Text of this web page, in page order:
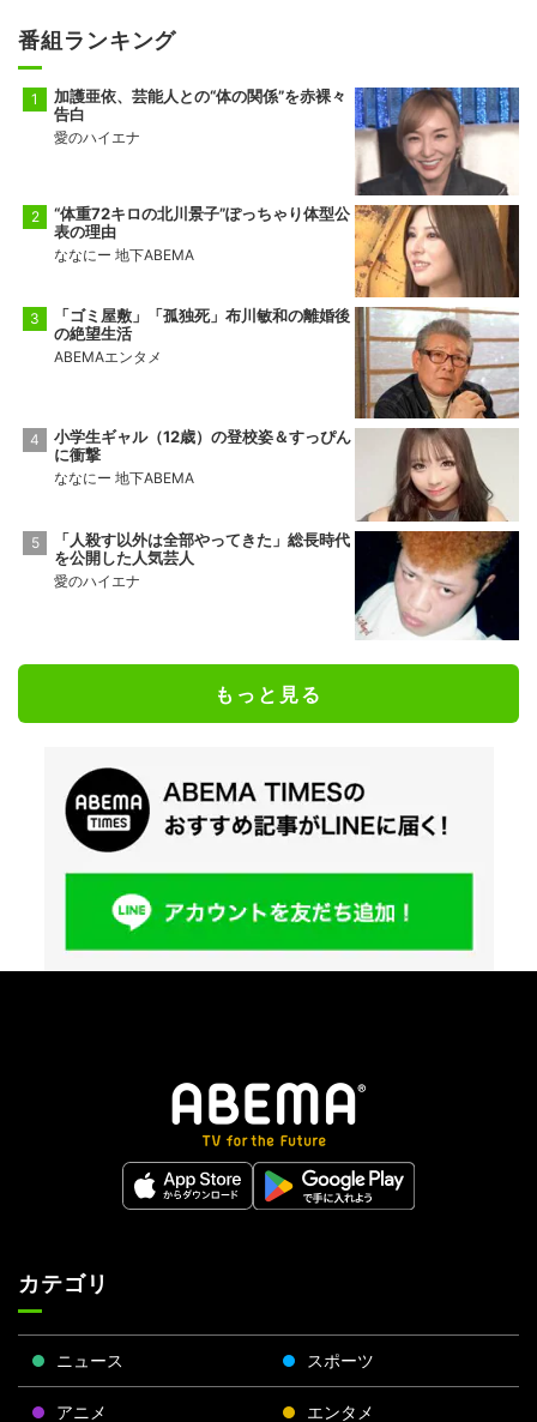
番組ランキング
加護亜依、芸能人との“体の関係”を赤裸々
告白
愛のハイエナ
“体重72キロの北川景子”ぽっちゃり体型公
表の理由
ななにー 地下ABEMA
「ゴミ屋敷」「孤独死」布川敏和の離婚後
の絶望生活
ABEMAエンタメ
小学生ギャル（12歳）の登校姿＆すっぴん
に衝撃
ななにー 地下ABEMA
「人殺す以外は全部やってきた」総長時代
を公開した人気芸人
愛のハイエナ
もっと見る
カテゴリ
ニュース スポーツ
アニメ エンタメ